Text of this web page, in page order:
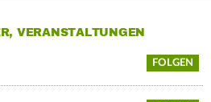
VERANSTALTUNGEN
FOLGEN